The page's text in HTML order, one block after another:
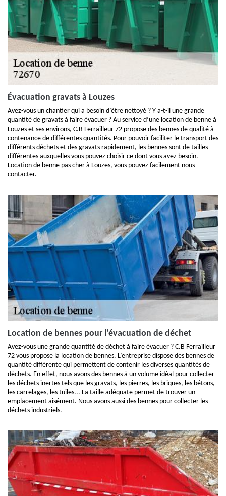
Évacuation gravats à Louzes
Avez-vous un chantier qui a besoin d’être nettoyé ? Y a-t-il une grande
quantité de gravats à faire évacuer ? Au service d’une location de benne à
Louzes et ses environs, C.B Ferrailleur 72 propose des bennes de qualité à
contenance de différentes quantités. Pour pouvoir faciliter le transport des
différents déchets et des gravats rapidement, les bennes sont de tailles
différentes auxquelles vous pouvez choisir ce dont vous avez besoin.
Location de benne pas cher à Louzes, vous pouvez facilement nous
contacter.
Location de bennes pour l’évacuation de déchet
Avez-vous une grande quantité de déchet à faire évacuer ? C.B Ferrailleur
72 vous propose la location de bennes. L’entreprise dispose des bennes de
quantité différente qui permettent de contenir les diverses quantités de
déchets. En effet, nous avons des bennes à un volume idéal pour collecter
les déchets inertes tels que les gravats, les pierres, les briques, les bétons,
les carrelages, les tuiles... La taille adéquate permet de trouver un
emplacement aisément. Nous avons aussi des bennes pour collecter les
déchets industriels.